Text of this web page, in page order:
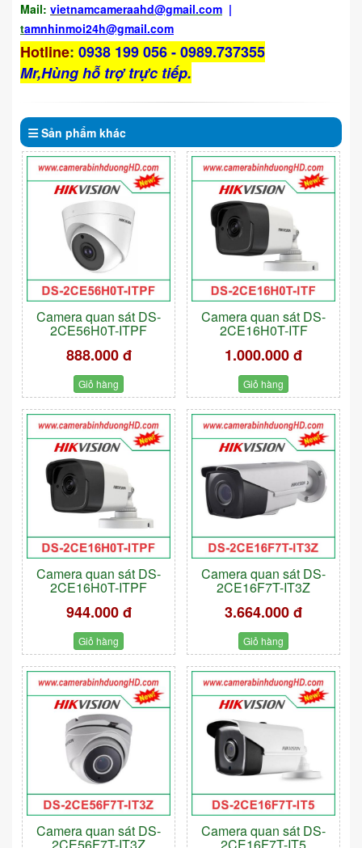
Mail: vietnamcameraahd@gmail.com |
tamnhinmoi24h@gmail.com
Hotline: 0938 199 056 - 0989.737355
Mr,Hùng hỗ trợ trực tiếp.
Sản phẩm khác
Camera quan sát DS-
2CE56H0T-ITPF
888.000 đ
Giỏ hàng
Camera quan sát DS-
2CE16H0T-ITF
1.000.000 đ
Giỏ hàng
Camera quan sát DS-
2CE16H0T-ITPF
944.000 đ
Giỏ hàng
Camera quan sát DS-
2CE16F7T-IT3Z
3.664.000 đ
Giỏ hàng
Camera quan sát DS- Camera quan sát DS-